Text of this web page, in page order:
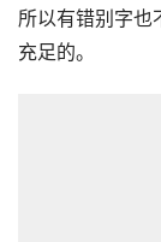
所以有错别字也
充足的。